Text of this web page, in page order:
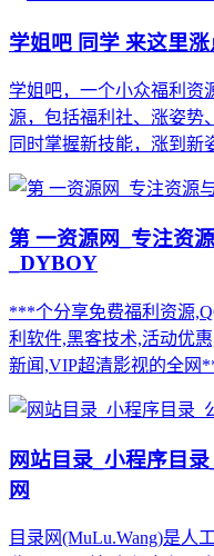
学姐吧 同学 来这里
学姐吧，一个小众福利
源，包括福利社、涨姿势
同时掌握新技能，涨到新
第 一资源网_专注资
_DYBOY
***个分享免费福利资源
利软件,黑客技术,活动优
新闻,VIP超清影视的全网
网站目录_小程序目
网
目录网(MuLu.Wang)是人